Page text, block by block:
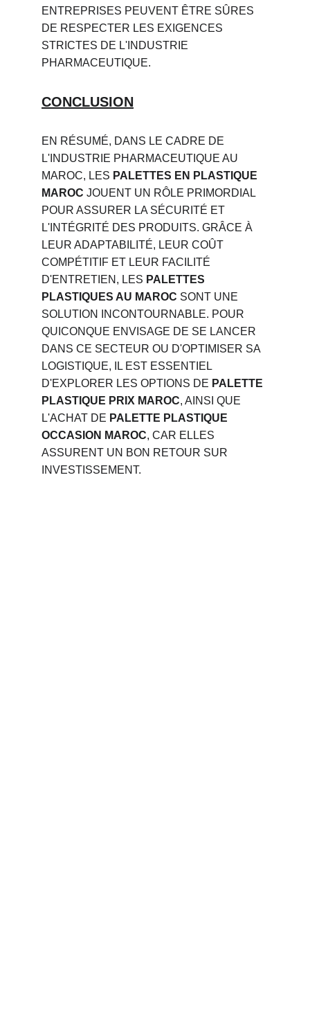
ENTREPRISES PEUVENT ÊTRE SÛRES
DE RESPECTER LES EXIGENCES
STRICTES DE L'INDUSTRIE
PHARMACEUTIQUE.
CONCLUSION
EN RÉSUMÉ, DANS LE CADRE DE
L'INDUSTRIE PHARMACEUTIQUE AU
MAROC, LES PALETTES EN PLASTIQUE
MAROC JOUENT UN RÔLE PRIMORDIAL
POUR ASSURER LA SÉCURITÉ ET
L'INTÉGRITÉ DES PRODUITS. GRÂCE À
LEUR ADAPTABILITÉ, LEUR COÛT
COMPÉTITIF ET LEUR FACILITÉ
D'ENTRETIEN, LES PALETTES
PLASTIQUES AU MAROC SONT UNE
SOLUTION INCONTOURNABLE. POUR
QUICONQUE ENVISAGE DE SE LANCER
DANS CE SECTEUR OU D'OPTIMISER SA
LOGISTIQUE, IL EST ESSENTIEL
D'EXPLORER LES OPTIONS DE PALETTE
PLASTIQUE PRIX MAROC, AINSI QUE
L'ACHAT DE PALETTE PLASTIQUE
OCCASION MAROC, CAR ELLES
ASSURENT UN BON RETOUR SUR
INVESTISSEMENT.